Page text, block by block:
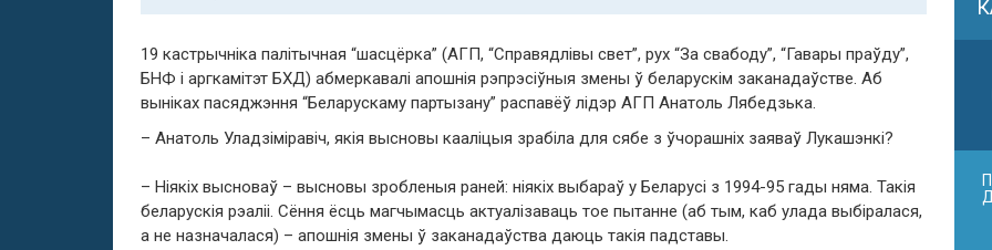
19 кастрычніка палітычная “шасцёрка” (АГП, “Справядлівы свет”, рух “За свабоду”, “Гавары праўду”,
БНФ і аргкамітэт БХД) абмеркавалі апошнія рэпрэсіўныя змены ў беларускім заканадаўстве. Аб
выніках пасяджэння “Беларускаму партызану” распавёў лідэр АГП Анатоль Лябедзька.
– Анатоль Уладзіміравіч, якія высновы кааліцыя зрабіла для сябе з ўчорашніх заяваў Лукашэнкі?
– Ніякіх высноваў – высновы зробленыя раней: ніякіх выбараў у Беларусі з 1994-95 гады няма. Такія
беларускія рэаліі. Сёння ёсць магчымасць актуалізаваць тое пытанне (аб тым, каб улада выбіралася,
а не назначалася) – апошнія змены ў заканадаўства даюць такія падставы.